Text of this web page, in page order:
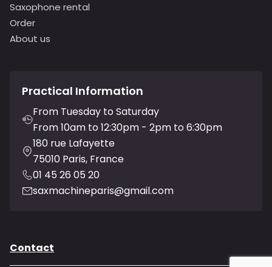
Saxophone rental
Order
About us
Practical Information
From Tuesday to Saturday
From 10am to 12:30pm - 2pm to 6:30pm
180 rue Lafayette
75010 Paris, France
01 45 26 05 20
saxmachineparis@gmail.com
Contact